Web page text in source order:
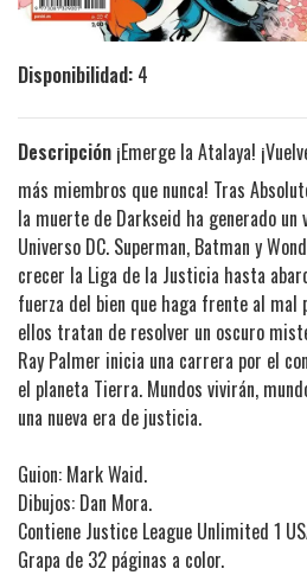
Disponibilidad: 4
Descripción ¡Emerge la Atalaya!
más miembros que nunca! Tras
la muerte de Darkseid ha generado un
Universo DC. Superman, Batman y
crecer la Liga de la Justicia hasta
fuerza del bien que haga frente al mal
ellos tratan de resolver un oscuro
Ray Palmer inicia una carrera por el
el planeta Tierra. Mundos vivirán,
una nueva era de justicia.
Guion: Mark Waid.
Dibujos: Dan Mora.
Contiene Justice League Unlimited 1
Grapa de 32 páginas a color.